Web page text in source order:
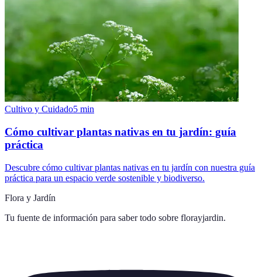
Cultivo y Cuidado5 min
Cómo cultivar plantas nativas en tu jardín: guía
práctica
Descubre cómo cultivar plantas nativas en tu jardín con nuestra guía
práctica para un espacio verde sostenible y biodiverso.
Flora y Jardín
Tu fuente de información para saber todo sobre florayjardin.